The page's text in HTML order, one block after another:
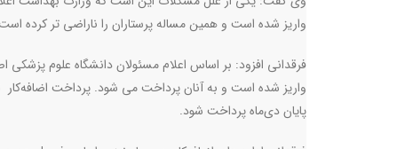
واریز شده است و همین مساله پرستاران را ناراضی تر کرده
فرقدانی افزود: بر اساس اعلام مسئولان دانشگاه علوم پزشکی
واریز شده است و به آنان پرداخت می شود. پرداخت اضافه‌کار
پایان دی‌ماه پرداخت شود.